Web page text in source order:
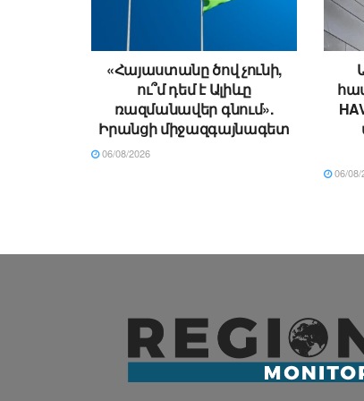
«Հայաստանը ծով չունի,
ու՞մ դեմ է Ալիևը
ռազմանավեր գնում».
Իրանցի միջազգայնագետ
06/08/2026
06/08/